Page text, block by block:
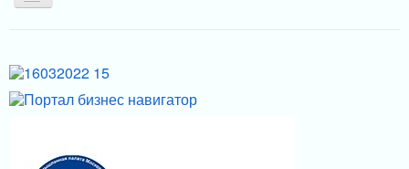
выключить
ГЛАВНАЯ
НОВОСТИ
ПОДДЕРЖКА БИЗНЕСА